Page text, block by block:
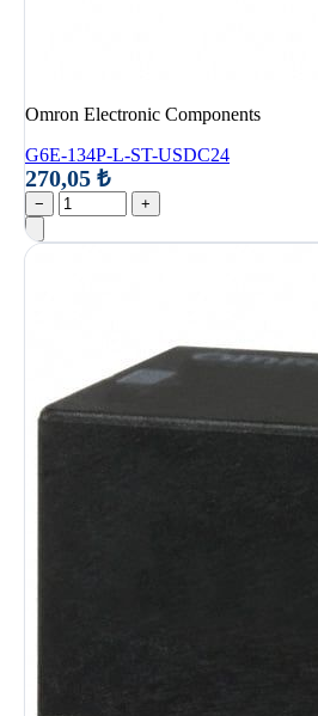
Omron Electronic Components
G6E-134P-L-ST-USDC24
270,05 ₺
− +